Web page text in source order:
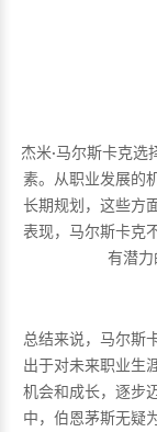
杰米·马尔斯卡克
素。从职业发展的
长期规划，这些方
表现，马尔斯卡克
有潜力
总结来说，马尔斯
出于对未来职业生
机会和成长，逐步
中，伯恩茅斯无疑